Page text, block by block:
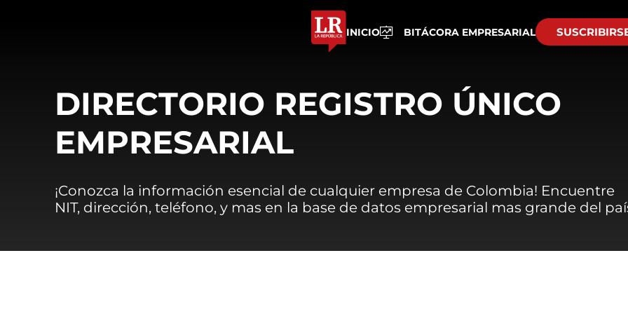
INICIO BITÁCORA EMPRESARIAL
DIRECTORIO REGISTRO ÚNICO
EMPRESARIAL
¡Conozca la información esencial de cualquier empresa de Colombia! Encuentre
NIT, dirección, teléfono, y mas en la base de datos empresarial mas grande del